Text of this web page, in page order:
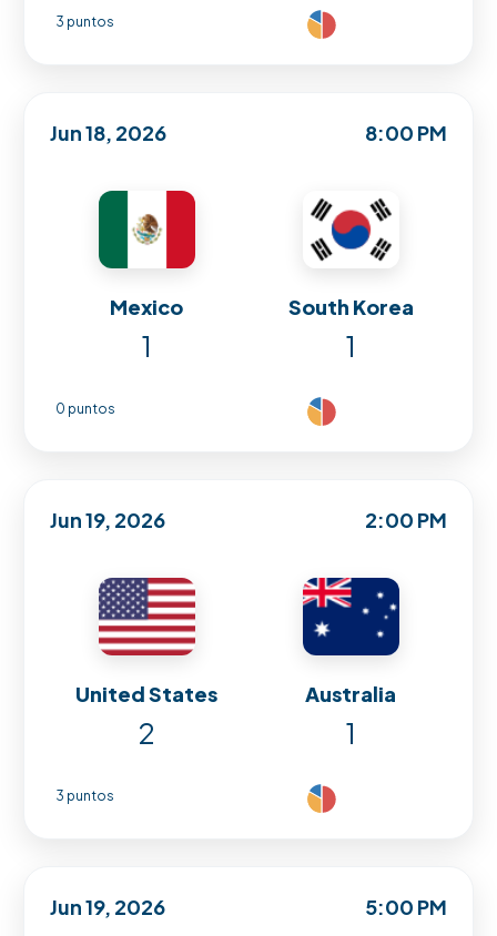
3 puntos
Jun 18, 2026 8:00 PM
Mexico South Korea
1 1
0 puntos
Jun 19, 2026 2:00 PM
United States Australia
2 1
3 puntos
Jun 19, 2026 5:00 PM